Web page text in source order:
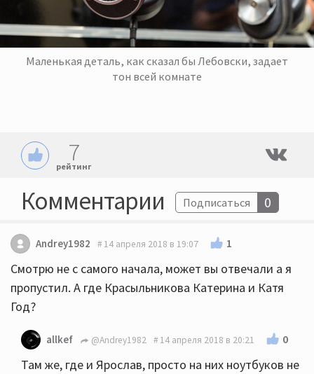
Маленькая деталь, как сказал бы Лебовски, задает
тон всей комнате
7
рейтинг
Комментарии Подписаться 0
Andrey1982 14 апреля 2018 в 19:07 1
Смотрю не с самого начала, может вы отвечали а я
пропустил. А где Красыльникова Катерина и Катя
Год?
allkef @Andrey1982 14 апреля 2018 в 20:21 0
Там же, где и Ярослав, просто на них ноутбуков не